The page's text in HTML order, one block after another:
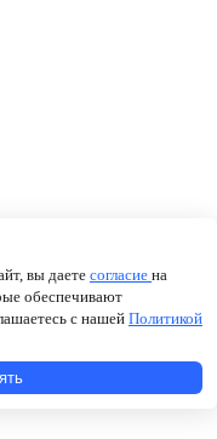
вы даете согласие на
обеспечивают
с нашей Политикой